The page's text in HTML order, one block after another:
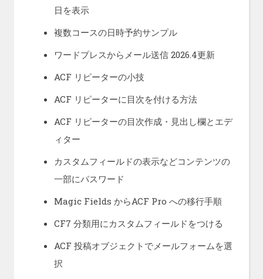
日を表示
複数コースの日時予約サンプル
ワードプレスからメール送信 2026.4更新
ACF リピーターの小技
ACF リピーターに目次を付ける方法
ACF リピーターの目次作成・見出し欄とエデ
ィター
カスタムフィールドの表示などコンテンツの
一部にパスワード
Magic Fields からACF Pro への移行手順
CF7 分類用にカスタムフィールドをつける
ACF 投稿オブジェクトでメールフォームを選
択